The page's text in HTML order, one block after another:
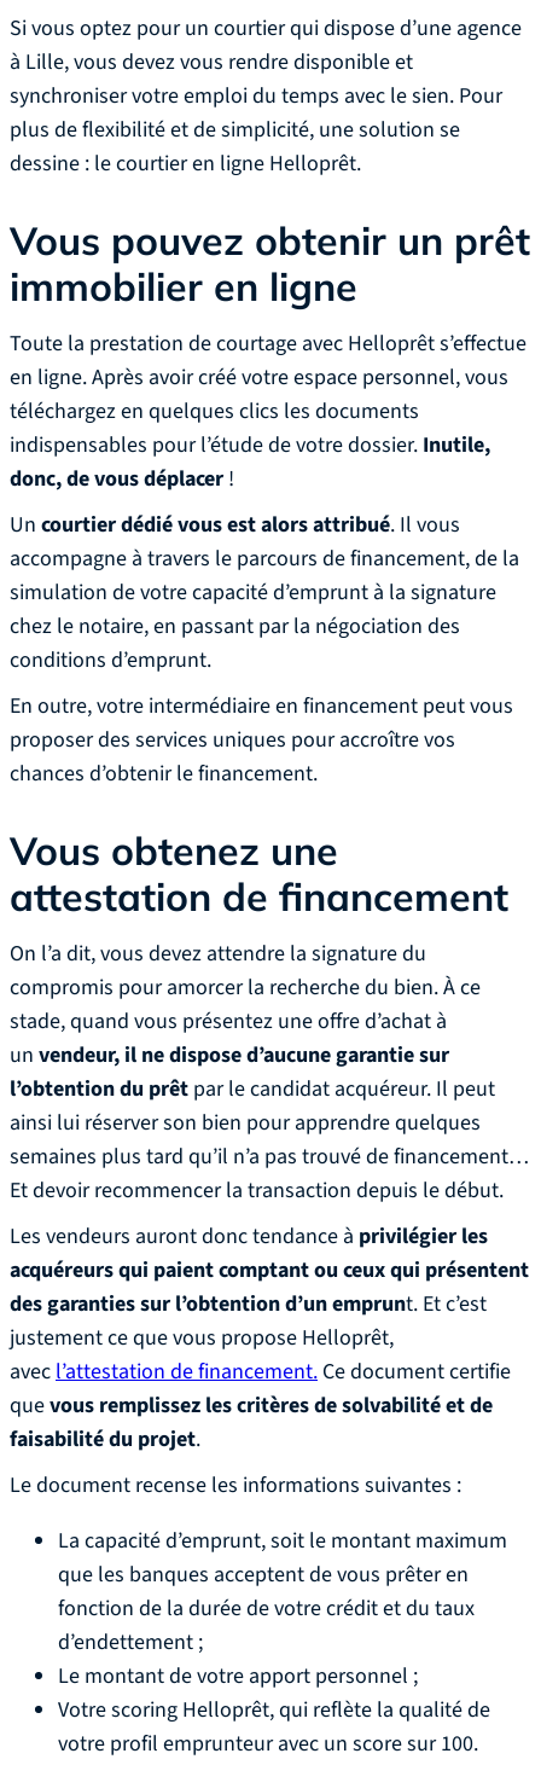
Si vous optez pour un courtier qui dispose d’une agence
à Lille, vous devez vous rendre disponible et
synchroniser votre emploi du temps avec le sien. Pour
plus de flexibilité et de simplicité, une solution se
dessine : le courtier en ligne Helloprêt.
Vous pouvez obtenir un prêt
immobilier en ligne
Toute la prestation de courtage avec Helloprêt s’effectue
en ligne. Après avoir créé votre espace personnel, vous
téléchargez en quelques clics les documents
indispensables pour l’étude de votre dossier. Inutile,
donc, de vous déplacer !
Un courtier dédié vous est alors attribué. Il vous
accompagne à travers le parcours de financement, de la
simulation de votre capacité d’emprunt à la signature
chez le notaire, en passant par la négociation des
conditions d’emprunt.
En outre, votre intermédiaire en financement peut vous
proposer des services uniques pour accroître vos
chances d’obtenir le financement.
Vous obtenez une
attestation de financement
On l’a dit, vous devez attendre la signature du
compromis pour amorcer la recherche du bien. À ce
stade, quand vous présentez une offre d’achat à
un vendeur, il ne dispose d’aucune garantie sur
l’obtention du prêt par le candidat acquéreur. Il peut
ainsi lui réserver son bien pour apprendre quelques
semaines plus tard qu’il n’a pas trouvé de financement…
Et devoir recommencer la transaction depuis le début.
Les vendeurs auront donc tendance à privilégier les
acquéreurs qui paient comptant ou ceux qui présentent
des garanties sur l’obtention d’un emprunt. Et c’est
justement ce que vous propose Helloprêt,
avecl’attestation de financement. Ce document certifie
quevous remplissez les critères de solvabilité et de
faisabilité du projet.
Le document recense les informations suivantes :
La capacité d’emprunt, soit le montant maximum
que les banques acceptent de vous prêter en
fonction de la durée de votre crédit et du taux
d’endettement ;
Le montant de votre apport personnel ;
Votre scoring Helloprêt, qui reflète la qualité de
votre profil emprunteur avec un score sur 100.